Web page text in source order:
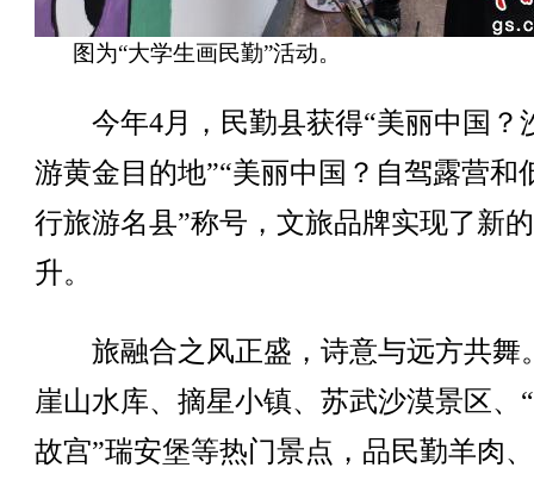
图为“大学生画民勤”活动。
今年4月，民勤县获得“美丽中国？
游黄金目的地”“美丽中国？自驾露营和
行旅游名县”称号，文旅品牌实现了新
升。
旅融合之风正盛，诗意与远方共舞
崖山水库、摘星小镇、苏武沙漠景区、
故宫”瑞安堡等热门景点，品民勤羊肉